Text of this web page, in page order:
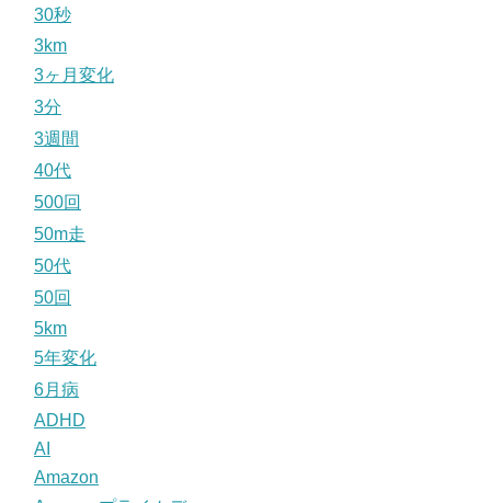
30秒
3km
3ヶ月変化
3分
3週間
40代
500回
50m走
50代
50回
5km
5年変化
6月病
ADHD
AI
Amazon